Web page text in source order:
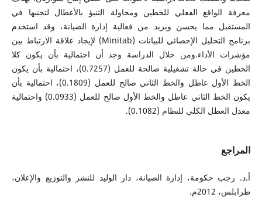
معرفة الواقع الفعلي للخطين ومحاولة التنبؤ بالأعطال لتجنبها في
المستقبل مما يحسن ويزيد من فعالية إدارة الصيانة، وقد استخدم
برنامج التحليل الإحصائي للبيانات (Minitab) لإيجاد علاقة الارتباط بين
مؤشرات الأداء.ومن خلال الدراسة وجد أن احتمالية بأن يكون كلا
الخطين في حالة تشغيلية صالحة للعمل (0.7257)، احتمالية بأن يكون
الخط الأول عاطل والخط الثاني صالح للعمل (0.1809)، احتمالية بأن
يكون الخط الثاني عاطل والخط الأول صالح للعمل (0.0933) واحتمالية
معدل العطل الكلي للنظام (0.1082).
المراجع
أ.د. رجب حكومة، إدارة الصيانة، دار الوليد للنشر والتوزيع والإعلان،
طرابلس، 2012م.